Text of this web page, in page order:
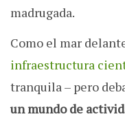
madrugada.
Como el mar
infraestructura
tranquila – pero
un mundo de